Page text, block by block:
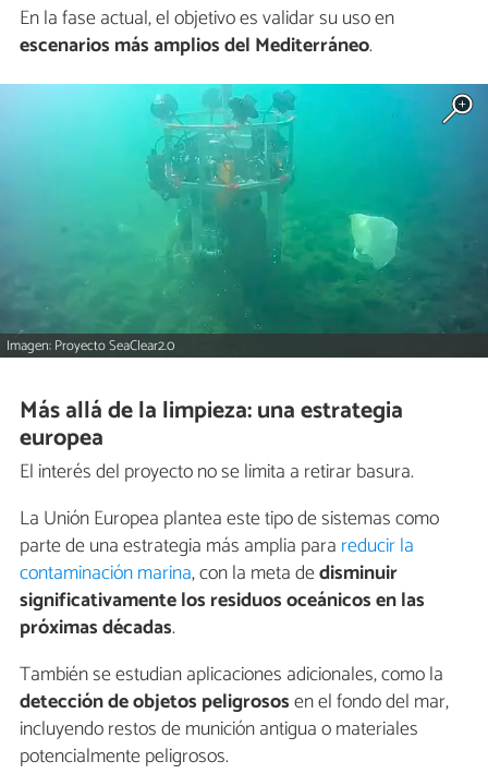
En la fase actual, el objetivo es validar su uso en
escenarios más amplios del Mediterráneo.
Imagen: Proyecto SeaClear2.0
Más allá de la limpieza: una estrategia
europea
El interés del proyecto no se limita a retirar basura.
La Unión Europea plantea este tipo de sistemas como
parte de una estrategia más amplia para reducir la
contaminación marina, con la meta dedisminuir
significativamente los residuos oceánicos en las
próximas décadas.
También se estudian aplicaciones adicionales, como la
detección de objetos peligrososen el fondo del mar,
incluyendo restos de munición antigua o materiales
potencialmente peligrosos.